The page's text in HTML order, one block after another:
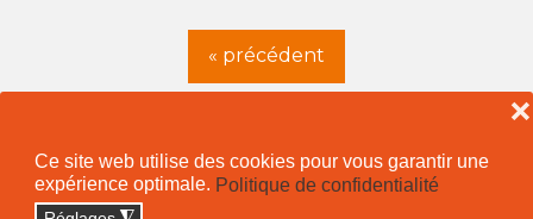
Ce site web utilise des cookies pour vous garantir une
expérience optimale. Politique de confidentialité
❌
« précédent